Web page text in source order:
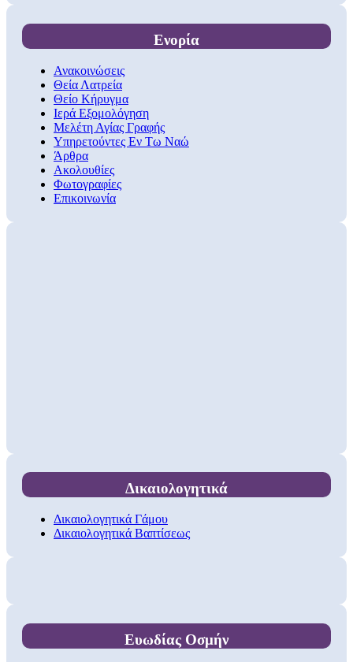
Ενορία
Ανακοινώσεις
Θεία Λατρεία
Θείο Κήρυγμα
Ιερά Εξομολόγηση
Μελέτη Αγίας Γραφής
Υπηρετούντες Εν Τω Ναώ
Άρθρα
Ακολουθίες
Φωτογραφίες
Επικοινωνία
Δικαιολογητικά
Δικαιολογητικά Γάμου
Δικαιολογητικά Βαπτίσεως
Ευωδίας Οσμήν